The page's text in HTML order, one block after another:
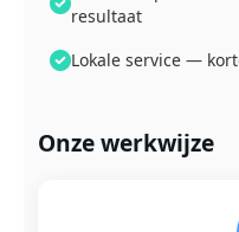
resultaat
Lokale service —
Onze werkwijze